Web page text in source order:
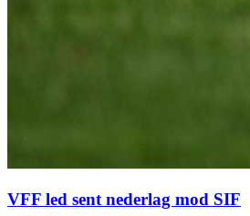
VFF led sent nederlag mod SIF